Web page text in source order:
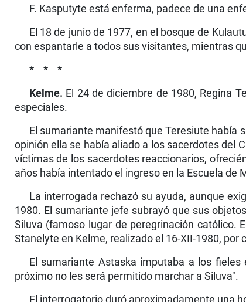
F. Kasputyte está enferma, padece de una
El 18 de junio de 1977, en el bosque de
con espantarle a todos sus visitantes, mientras
* * *
Kelme. El 24 de diciembre de 1980, Regina
especiales.
El sumariante manifestó que Teresiute había
opinión ella se había aliado a los sacerdotes del
víctimas de los sacerdotes reacciona­rios,
años había intentado el ingreso en la Escuela de
La interrogada rechazó su ayuda, aunque
1980. El sumariante jefe subrayó que sus
Siluva (famoso lugar de peregrinación católico.
Stanelyte en Kelme, realizado el 16-XII-1980,
El sumariante Astaska imputaba a los
próximo no les será permitido marchar a Siluva".